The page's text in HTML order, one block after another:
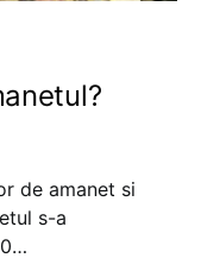
de amanet si
s-a